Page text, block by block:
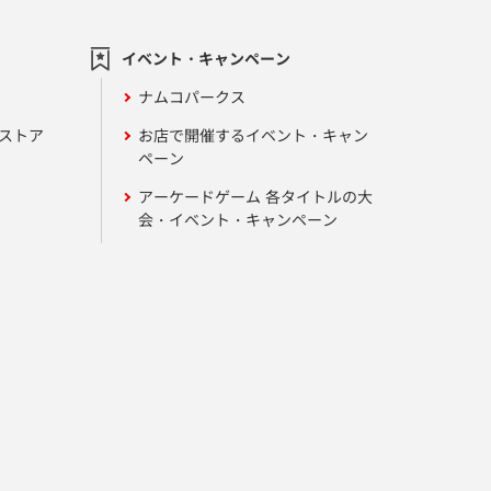
トア
イベント・キャンペーン
ナムコパークス
お店で開催するイベント・キャン
ペーン
アーケードゲーム 各タイトルの大
会・イベント・キャンペーン